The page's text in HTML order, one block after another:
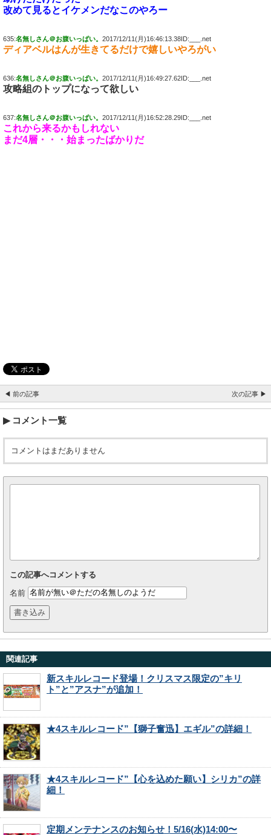
改めて見るとイケメンだなこのやろー
635:名無しさん＠お腹いっぱい。 2017/12/11(月)16:46:13.38ID:___.net
ディアベルはんが生きてるだけで嬉しいやろがい
636:名無しさん＠お腹いっぱい。 2017/12/11(月)16:49:27.62ID:___.net
攻略組のトップになって欲しい
637:名無しさん＠お腹いっぱい。 2017/12/11(月)16:52:28.29ID:___.net
これから来るかもしれない
まだ4層・・・始まったばかりだ
◀ 前の記事 次の記事 ▶
コメント一覧
コメントはまだありません
この記事へコメントする
名前
関連記事
新スキルレコード登場！クリスマス限定の”キリ
ト”と”アスナ”が追加！
★4スキルレコード”【獅子奮迅】エギル”の詳細！
★4スキルレコード”【心を込めた願い】シリカ”の詳
細！
定期メンテナンスのお知らせ！5/16(水)14:00〜